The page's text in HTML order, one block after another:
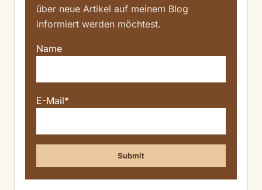
über neue Artikel auf meinem Blog
informiert werden möchtest.
Name
E-Mail*